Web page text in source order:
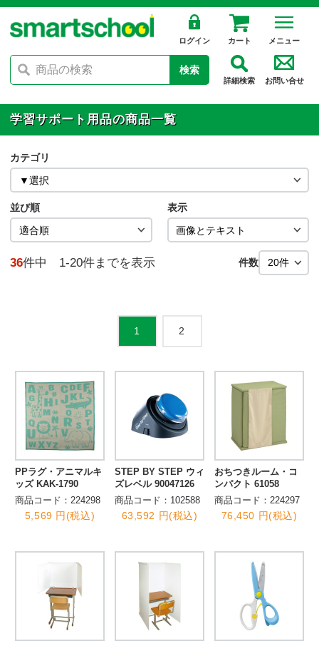
ログイン カート メニュー
検索
詳細検索 お問い合せ
学習サポート用品の商品一覧
カテゴリ
並び順 表示
36件中 1-20件までを表示 件数
1 2
PPラグ・アニマルキ
ッズ KAK-1790
商品コード：224298
5,569 円(税込)
STEP BY STEP ウィ
ズレベル 90047126
商品コード：102588
63,592 円(税込)
おちつきルーム・コ
ンパクト 61058
商品コード：224297
76,450 円(税込)